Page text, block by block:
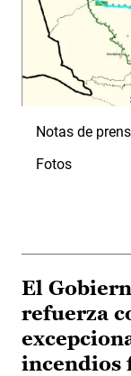
Notas de
Fotos
El
refuerza
incendios